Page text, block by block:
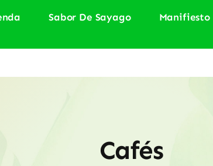
Sabor De Sayago Manifiesto
Cafés